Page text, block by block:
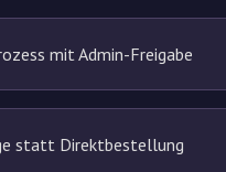
mit Admin-Freigabe
statt Direktbestellung